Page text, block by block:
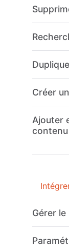
Créer
Ajouter
contenu
Gérer